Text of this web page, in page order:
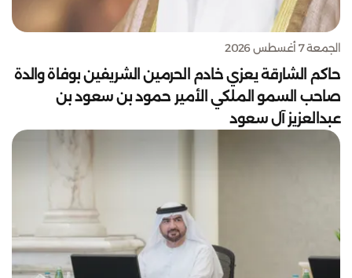
الجمعة 7 أغسطس 2026
حاكم الشارقة يعزي خادم الحرمين الشريفين بوفاة والدة
صاحب السمو الملكي الأمير حمود بن سعود بن
عبدالعزيز آل سعود